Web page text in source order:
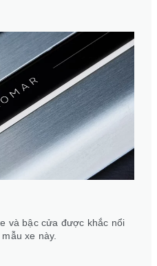
và bậc cửa được khắc nổi
xe này.